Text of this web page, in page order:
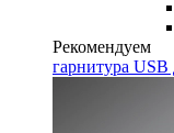
Рекомендуем
гарнитура USB